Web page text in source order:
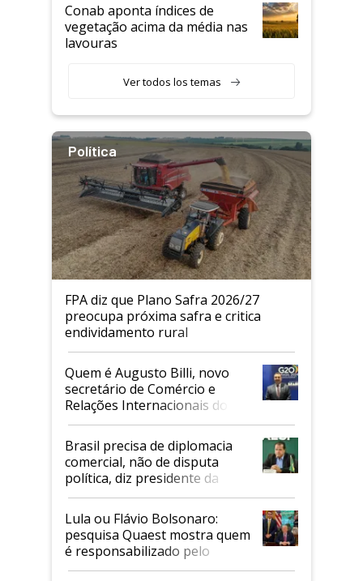
Conab aponta índices de
vegetação acima da média nas
lavouras
Ver todos los temas
Política
FPA diz que Plano Safra 2026/27
preocupa próxima safra e critica
endividamento rural
Quem é Augusto Billi, novo
secretário de Comércio e
Relações Internacionais do
Mapa
Brasil precisa de diplomacia
comercial, não de disputa
política, diz presidente da
Faesp
Lula ou Flávio Bolsonaro:
pesquisa Quaest mostra quem
é responsabilizado pelo
tarifaço dos EUA